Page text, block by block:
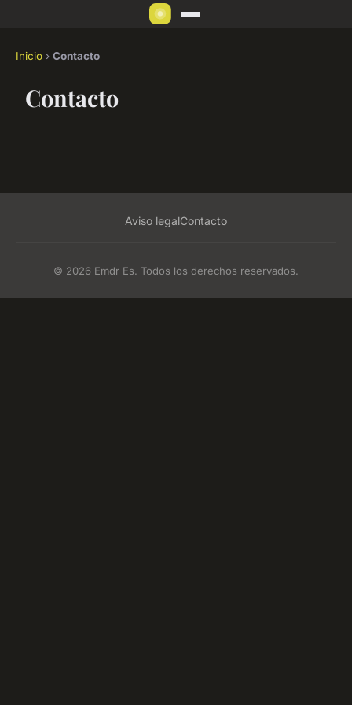
Inicio › Contacto
Contacto
Aviso legalContacto
© 2026 Emdr Es. Todos los derechos reservados.